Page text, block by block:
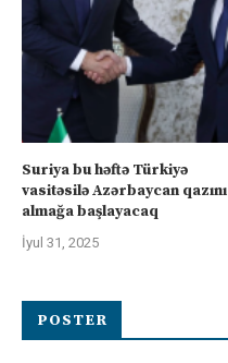
Suriya bu həftə Türkiyə
vasitəsilə Azərbaycan qazını
almağa başlayacaq
İyul 31, 2025
POSTER